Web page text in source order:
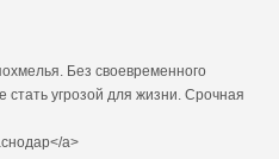
Без своевременного
стать угрозой для жизни. Срочная
a>